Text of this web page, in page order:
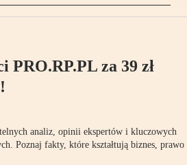
PRO.RP.PL za 39 zł
analiz, opinii ekspertów i kluczowych
Poznaj fakty, które kształtują biznes, prawo